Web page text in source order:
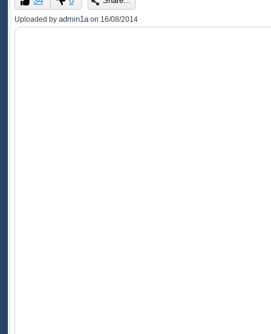
of
0
seconds
Uploaded by admin1a on 16/08/2014